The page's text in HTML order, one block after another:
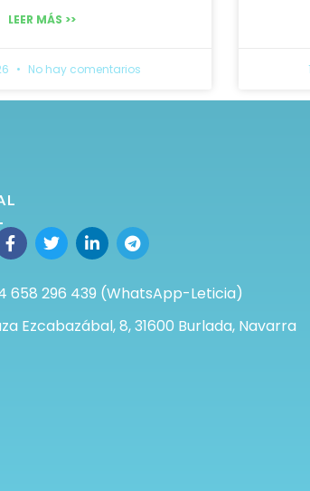
LEER MÁS >>
No hay comentarios
658 296 439 (WhatsApp-Leticia)
Ezcabazábal, 8, 31600 Burlada, Navarra